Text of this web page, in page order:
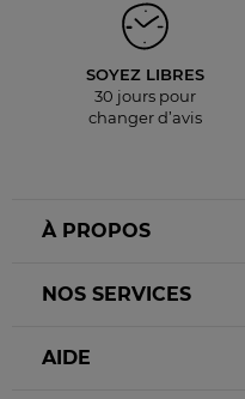
SOYEZ LIBRES
30 jours pour
changer d’avis
À PROPOS
NOS SERVICES
AIDE